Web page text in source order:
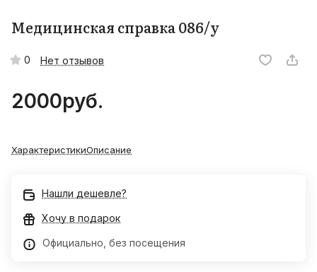
Медицинская справка 086/у
0 Нет отзывов
2000руб.
ХарактеристикиОписание
Нашли дешевле?
Хочу в подарок
Официально, без посещения